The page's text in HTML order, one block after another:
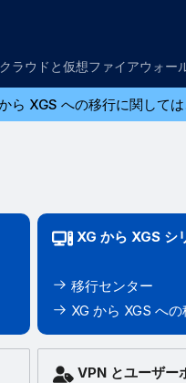
クラウドと仮想ファイアウォー
XGS への移行に関しては
XG から XGS シ
移行センター
XG から XGS へ
VPN とユーザー